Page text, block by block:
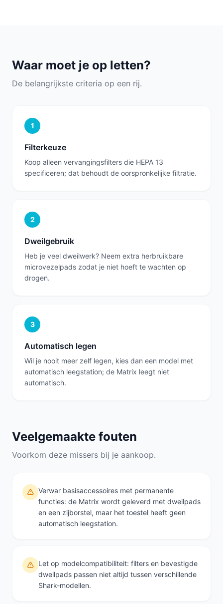
Waar moet je op letten?
De belangrijkste criteria op een rij.
1
Filterkeuze
Koop alleen vervangingsfilters die HEPA 13
specificeren; dat behoudt de oorspronkelijke filtratie.
2
Dweilgebruik
Heb je veel dweilwerk? Neem extra herbruikbare
microvezelpads zodat je niet hoeft te wachten op
drogen.
3
Automatisch legen
Wil je nooit meer zelf legen, kies dan een model met
automatisch leegstation; de Matrix leegt niet
automatisch.
Veelgemaakte fouten
Voorkom deze missers bij je aankoop.
Verwar basisaccessoires met permanente
functies: de Matrix wordt geleverd met dweilpads
en een zijborstel, maar het toestel heeft geen
automatisch leegstation.
Let op modelcompatibiliteit: filters en bevestigde
dweilpads passen niet altijd tussen verschillende
Shark-modellen.